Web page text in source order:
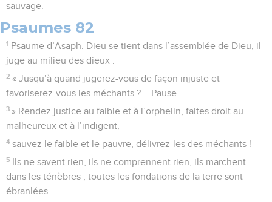
sauvage.
Psaumes 82
1 Psaume d’Asaph. Dieu se tient dans l’assemblée de Dieu, il
juge au milieu des dieux :
2 « Jusqu’à quand jugerez-vous de façon injuste et
favoriserez-vous les méchants ? – Pause.
3 » Rendez justice au faible et à l’orphelin, faites droit au
malheureux et à l’indigent,
4 sauvez le faible et le pauvre, délivrez-les des méchants !
5 Ils ne savent rien, ils ne comprennent rien, ils marchent
dans les ténèbres ; toutes les fondations de la terre sont
ébranlées.